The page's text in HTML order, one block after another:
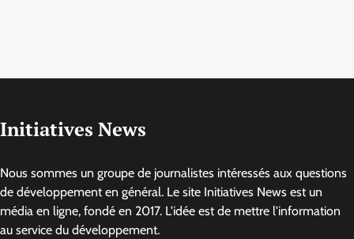
Initiatives News
Nous sommes un groupe de journalistes intéressés aux questions
de développement en général. Le site Initiatives News est un
média en ligne, fondé en 2017. L'idée est de mettre l'information
au service du développement.